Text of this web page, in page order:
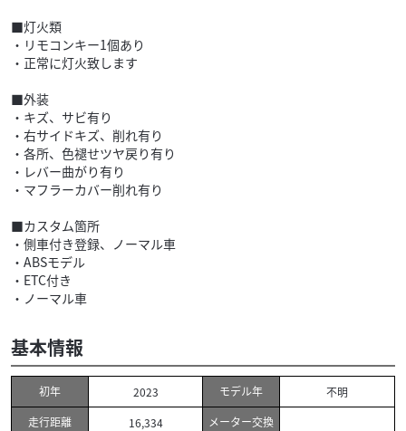
■灯火類
・リモコンキー1個あり
・正常に灯火致します
■外装
・キズ、サビ有り
・右サイドキズ、削れ有り
・各所、色褪せツヤ戻り有り
・レバー曲がり有り
・マフラーカバー削れ有り
■カスタム箇所
・側車付き登録、ノーマル車
・ABSモデル
・ETC付き
・ノーマル車
基本情報
初年 2023 モデル年
不明
走行距離
16,334
メーター交換